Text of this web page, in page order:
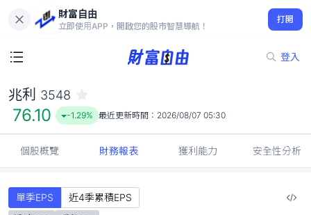
財富自由
立即使用APP，開啟您的股市智慧導航！
打開
登入
76.10
-1.29%
兆利 3548
76.10 -1.29% 最近更新時間： 2026/08/07 05:30
個股概覽 財務報表 獲利能力 安全性分析
單季EPS 近4季累積EPS